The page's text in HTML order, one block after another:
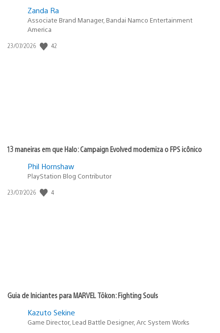
Zanda Ra
Associate Brand Manager, Bandai Namco Entertainment
America
Data
23/07/2026 42
13 maneiras em que Halo: Campaign Evolved moderniza o FPS icônico
Phil Hornshaw
PlayStation Blog Contributor
Data
23/07/2026 4
Guia de Iniciantes para MARVEL Tōkon: Fighting Souls
Kazuto Sekine
Game Director, Lead Battle Designer, Arc System Works